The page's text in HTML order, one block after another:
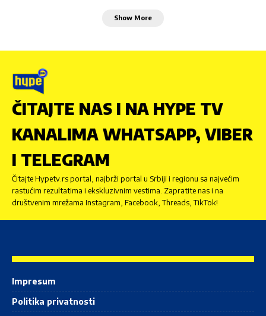
Show More
ČITAJTE NAS I NA HYPE TV
KANALIMA WHATSAPP, VIBER
I TELEGRAM
Čitajte Hypetv.rs portal, najbrži portal u Srbiji i regionu sa najvećim
rastućim rezultatima i ekskluzivnim vestima. Zapratite nas i na
društvenim mrežama Instagram, Facebook, Threads, TikTok!
Impresum
Politika privatnosti